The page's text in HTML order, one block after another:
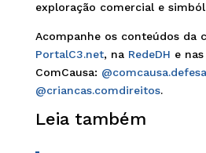
exploração comercial e
Acompanhe os conteúdos da
PortalC3.net, na RedeDH e
ComCausa:
@criancas.comdireitos.
Leia também